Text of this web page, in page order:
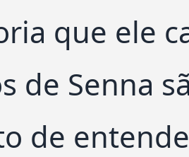
que ele
de Senna
de